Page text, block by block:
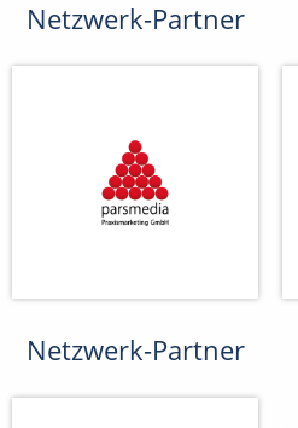
Netzwerk-Partner
Netzwerk-Partner